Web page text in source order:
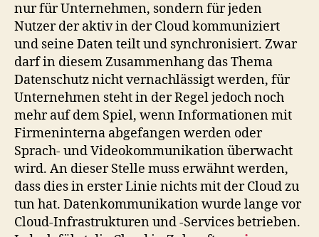
nur für Unternehmen, sondern für jeden
Nutzer der aktiv in der Cloud kommuniziert
und seine Daten teilt und synchronisiert. Zwar
darf in diesem Zusammenhang das Thema
Datenschutz nicht vernachlässigt werden, für
Unternehmen steht in der Regel jedoch noch
mehr auf dem Spiel, wenn Informationen mit
Firmeninterna abgefangen werden oder
Sprach- und Videokommunikation überwacht
wird. An dieser Stelle muss erwähnt werden,
dass dies in erster Linie nichts mit der Cloud zu
tun hat. Datenkommunikation wurde lange vor
Cloud-Infrastrukturen und -Services betrieben.